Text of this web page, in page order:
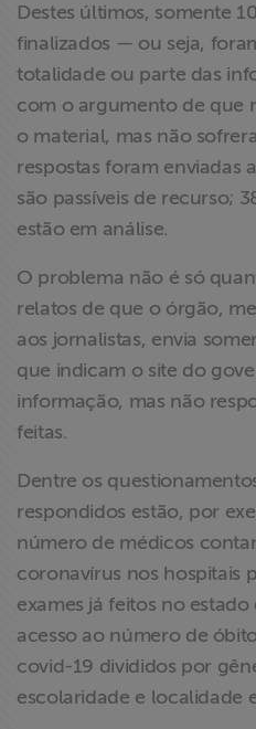
Destes últimos, somente
finalizados — ou seja,
totalidade ou parte das
com o argumento de que
o material, mas não
respostas foram enviadas
são passíveis de recurso;
estão em análise.
O problema não é só
relatos de que o órgão,
aos jornalistas, envia
que indicam o site do
informação, mas não
feitas.
Dentre os
respondidos estão, por
número de médicos
coronavírus nos hospitais
exames já feitos no
acesso ao número de
covid-19 divididos por
escolaridade e localidade